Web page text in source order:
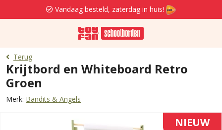
Vandaag besteld, zaterdag in huis!
Terug
Krijtbord en Whiteboard Retro
Groen
Merk: Bandits & Angels
NIEUW